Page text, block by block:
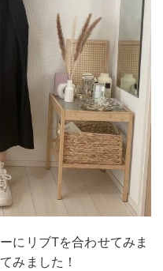
にリブTを合わせてみま
みました！